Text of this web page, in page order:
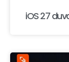
iOS 27